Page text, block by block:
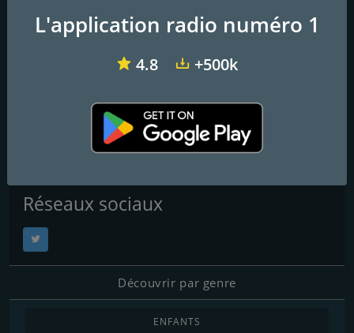
Frequencies FM
Contacts
http://www.algorythmeradio.com
Réseaux sociaux
Découvrir par genre
ENFANTS
L'application radio numéro 1
4.8 +500k